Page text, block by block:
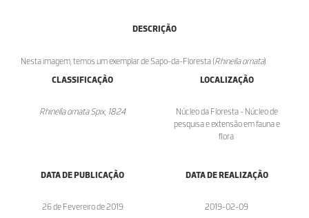
DESCRIÇÃO
Nesta imagem, temos um exemplar de Sapo-da-Floresta (Rhinella ornata).
CLASSIFICAÇÃO
Rhinella ornata Spix, 1824
LOCALIZAÇÃO
Núcleo da Floresta - Núcleo de
pesquisa e extensão em fauna e
flora.
DATA DE PUBLICAÇÃO
26 de Fevereiro de 2019
DATA DE REALIZAÇÃO
2019-02-09